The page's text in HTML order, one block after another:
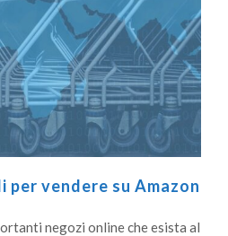
vendere su Amazon
negozi online che esista al